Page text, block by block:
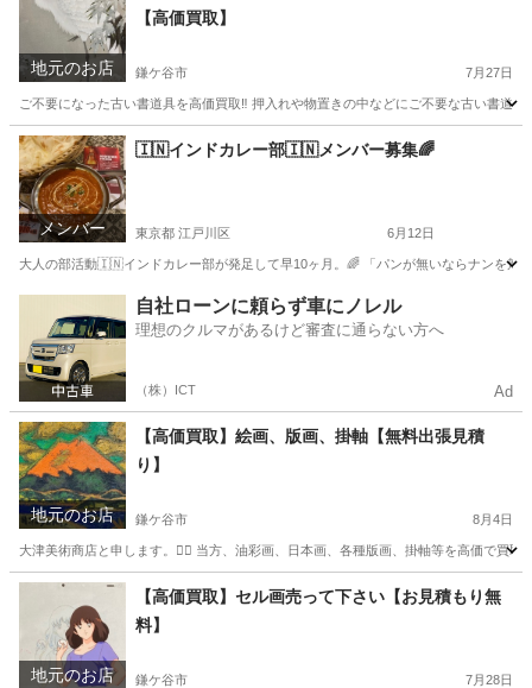
地元のお店
【高価買取】
鎌ケ谷市 7月27日
ご不要になった古い書道具を高価買取‼️ 押入れや物置きの中などにご不要な古い書道
千葉 鎌ケ谷市 不用品買取 買取
メンバー
🇮🇳インドカレー部🇮🇳メンバー募集🌈
東京都 江戸川区 6月12日
大人の部活動🇮🇳インドカレー部が発足して早10ヶ月。🌈 「パンが無いならナンを頬
その他 インドカレー
自社ローンに頼らず車にノレル
理想のクルマがあるけど審査に通らない方へ
（株）ICT Ad
地元のお店
【高価買取】絵画、版画、掛軸【無料出張見積
り】
鎌ケ谷市 8月4日
大津美術商店と申します。🙇‍♂️ 当方、油彩画、日本画、各種版画、掛軸等を高価で買
千葉 鎌ケ谷市 その他 買取
地元のお店
【高価買取】セル画売って下さい【お見積もり無
料】
鎌ケ谷市 7月28日